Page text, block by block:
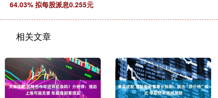
64.03% 拟每股派息0.255元
相关文章